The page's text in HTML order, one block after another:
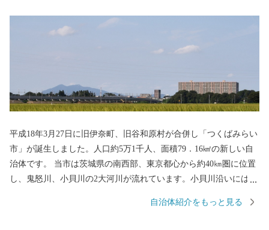
平成18年3月27日に旧伊奈町、旧谷和原村が合併し「つくばみらい
市」が誕生しました。人口約5万1千人、面積79．16㎢の新しい自
治体です。 当市は茨城県の南西部、東京都心から約40㎞圏に位置
し、鬼怒川、小貝川の2大河川が流れています。小貝川沿いには、
地が形成され首都圏近郊都市に位置付けされています。 道路網
自治体紹介をもっと見る